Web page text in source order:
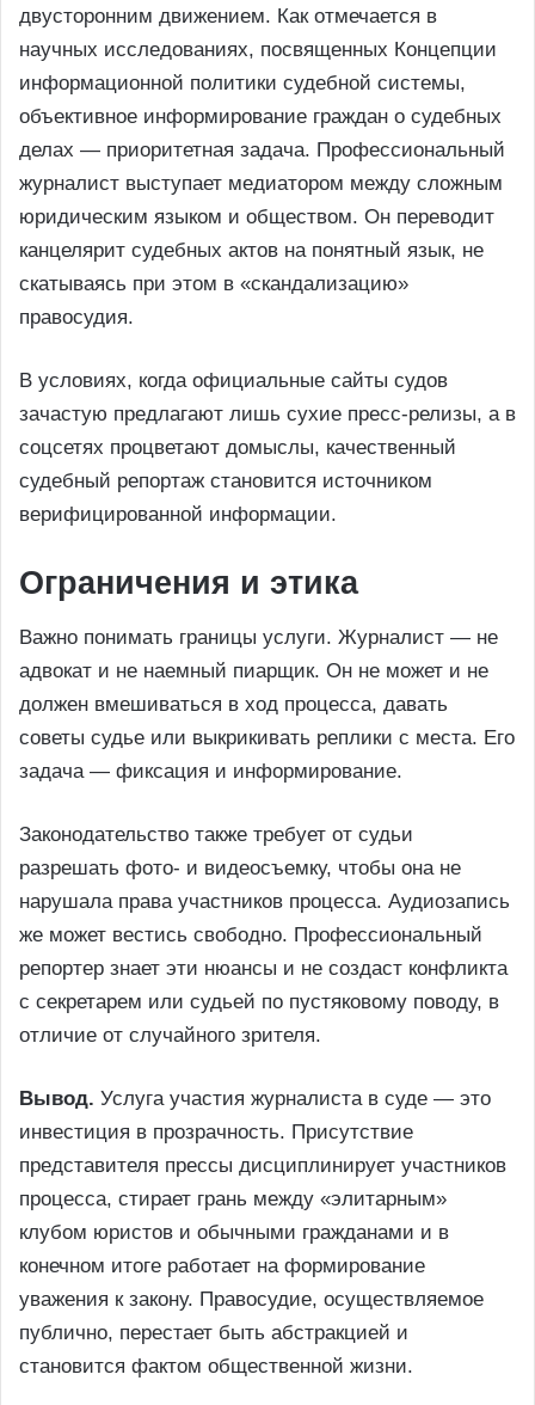
двусторонним движением. Как отмечается в
научных исследованиях, посвященных Концепции
информационной политики судебной системы,
объективное информирование граждан о судебных
делах — приоритетная задача. Профессиональный
журналист выступает медиатором между сложным
юридическим языком и обществом. Он переводит
канцелярит судебных актов на понятный язык, не
скатываясь при этом в «скандализацию»
правосудия.
В условиях, когда официальные сайты судов
зачастую предлагают лишь сухие пресс-релизы, а в
соцсетях процветают домыслы, качественный
судебный репортаж становится источником
верифицированной информации.
Ограничения и этика
Важно понимать границы услуги. Журналист — не
адвокат и не наемный пиарщик. Он не может и не
должен вмешиваться в ход процесса, давать
советы судье или выкрикивать реплики с места. Его
задача — фиксация и информирование.
Законодательство также требует от судьи
разрешать фото- и видеосъемку, чтобы она не
нарушала права участников процесса. Аудиозапись
же может вестись свободно. Профессиональный
репортер знает эти нюансы и не создаст конфликта
с секретарем или судьей по пустяковому поводу, в
отличие от случайного зрителя.
Вывод. Услуга участия журналиста в суде — это
инвестиция в прозрачность. Присутствие
представителя прессы дисциплинирует участников
процесса, стирает грань между «элитарным»
клубом юристов и обычными гражданами и в
конечном итоге работает на формирование
уважения к закону. Правосудие, осуществляемое
публично, перестает быть абстракцией и
становится фактом общественной жизни.